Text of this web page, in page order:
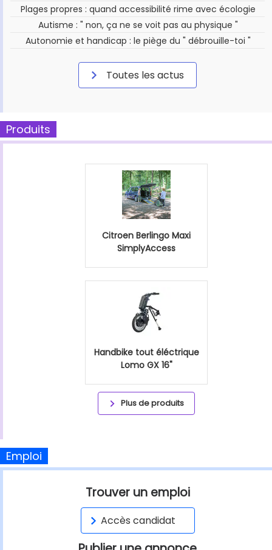
Plages propres : quand accessibilité rime avec écologie
Autisme : " non, ça ne se voit pas au physique "
Autonomie et handicap : le piège du " débrouille-toi "
Toutes les actus
Produits
Citroen Berlingo Maxi
SimplyAccess
Handbike tout éléctrique
Lomo GX 16"
Plus de produits
Emploi
Trouver un emploi
Accès candidat